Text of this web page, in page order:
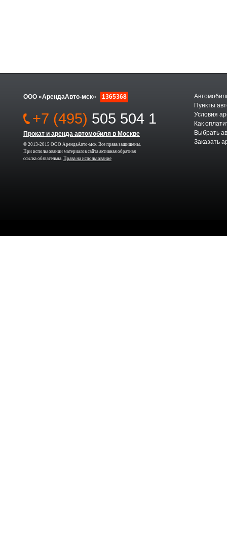
ООО «АрендаАвто-мск» 1365368
+7 (495) 505 504 1
Прокат и аренда автомобиля в Москве
© 2013-2015 ООО АрендаАвто-мск. Все права защищены.
При использовании материалов сайта активная обратная
ссылка обязательна. Права на использование
Пункты
Условия
Как
Выбрать
Заказать